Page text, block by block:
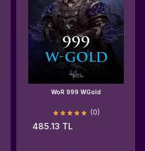
WoR 999 WGold
(0)
485.13 TL